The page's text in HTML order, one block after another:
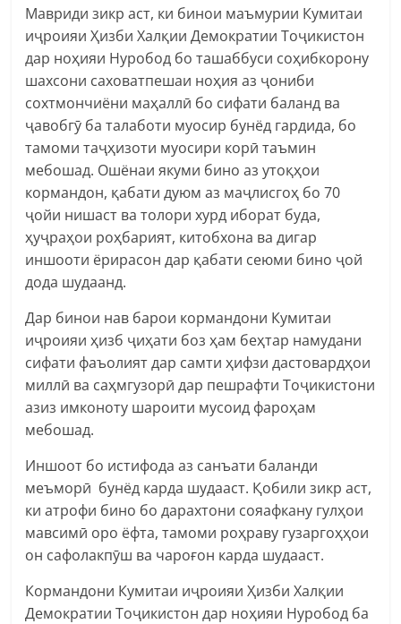
Мавриди зикр аст, ки бинои маъмурии Кумитаи
иҷроияи Ҳизби Халқии Демократии Тоҷикистон
дар ноҳияи Нуробод бо ташаббуси соҳибкорону
шахсони саховатпешаи ноҳия аз ҷониби
сохтмончиёни маҳаллӣ бо сифати баланд ва
ҷавобгӯ ба талаботи муосир бунёд гардида, бо
тамоми таҷҳизоти муосири корӣ таъмин
мебошад. Ошёнаи якуми бино аз утоқҳои
кормандон, қабати дуюм аз маҷлисгоҳ бо 70
ҷойи нишаст ва толори хурд иборат буда,
ҳуҷраҳои роҳбарият, китобхона ва дигар
иншооти ёрирасон дар қабати сеюми бино ҷой
дода шудаанд.
Дар бинои нав барои кормандони Кумитаи
иҷроияи ҳизб ҷиҳати боз ҳам беҳтар намудани
сифати фаъолият дар самти ҳифзи дастовардҳои
миллӣ ва саҳмгузорӣ дар пешрафти Тоҷикистони
азиз имконоту шароити мусоид фароҳам
мебошад.
Иншоот бо истифода аз санъати баланди
меъморӣ бунёд карда шудааст. Қобили зикр аст,
ки атрофи бино бо дарахтони сояафкану гулҳои
мавсимӣ оро ёфта, тамоми роҳраву гузаргоҳҳои
он сафолакпӯш ва чароғон карда шудааст.
Кормандони Кумитаи иҷроияи Ҳизби Халқии
Демократии Тоҷикистон дар ноҳияи Нуробод ба